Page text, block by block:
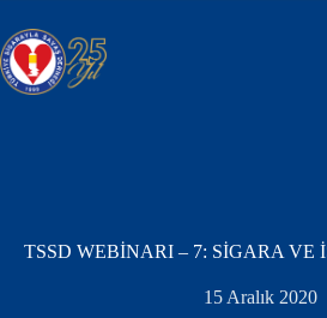
to
content
TSSD WEBİNARI – 7: SİGARA VE
15 Aralık 2020